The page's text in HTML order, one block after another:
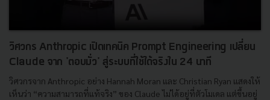
วิศวกร Anthropic เปิดเทคนิค Prompt Engineering เปลี่ยน
Claude จาก 'ตอบมั่ว' สู่ระบบที่ใช้ได้จริงใน 24 นาที
วิศวกรจาก Anthropic อย่าง Hannah Moran และ Christian Ryan แสดงให้
เห็นว่า “ความสามารถที่แท้จริง” ของ Claude ไม่ได้อยู่ที่ตัวโมเดล แต่ขึ้นอยู่